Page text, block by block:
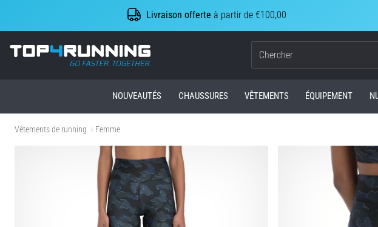
Livraison offerte à partir de €100,00
Top4Running.be
NOUVEAUTÉS CHAUSSURES VÊTEMENTS ÉQUIPEMENT
Vêtements de running Femme